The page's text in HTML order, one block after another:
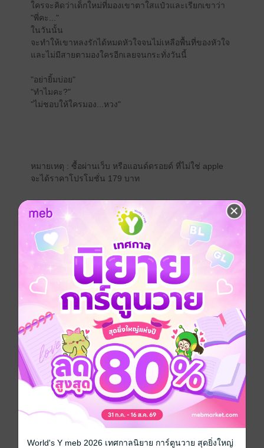
ใครจะคิดว่าเด็กใหม่ที่มองเขาตาใสแป๋วและเรียกเขาว่า
"พี่คะ..."
ในวันนั้น
จะทำให้เขาหลงรักได้หมดหัวใจจนไม่เหลือพื้นที่ของหัวใจ
และไม่มีสายตามองใครอีกเลยจนกระทั่งวันนี้
"อย่ายิ้มบ่อย"
"ทำไมคะ?"
"ไม่ชอบให้ใครมอง...หวง"
หมายเหตุ : ซื้อผ่านเว็บ หรือแอนด์ดรอยด์ ที่ไม่ใช่ apple
จะได้ราคาโปรโมชั่น 179 บาท
ตัวอย่าง
"ก่อนให้คำตอบหนูขออะไรพี่คลื่นอย่างหนึ่งได้ไหมคะ?"
"จะขอกี่อย่างก็ได้"
"ถ้าเป็นแฟนกันแล้วพี่คลื่นห้ามทำให้หนูเสียใจเด็ดขาด"
"ถึงเราไม่ขอพี่ก็ไม่คิดที่จะทำแบบนั้นอยู่แล้ว"
"ถ้าต่อไปพี่คลื่นรู้สึกชอบหนูน้อยลง หรือว่ามีผู้หญิงคนอื่นที่
พี่คลื่นรู้สึกชอบมากกว่าที่เคยชอบหนูขอให้พี่คลื่นบอกหนู
ตรงๆ ถึงหนูจะเสียใจหรือว่าตอนนั้นหนูจะร้องไห้ฟูมฟาย
หนักแค่ไหนก็ให้พี่คลื่นบอกหนู หนูเข้าใจว่าความรู้สึกของ
คนเรามันเปลี่ยนกันได้ วันนี้ชอบพรุ่งนี้ก็อาจจะไม่ชอบ"
เธอจะเสียใจมากกว่าที่รู้ว่าแฟนของเราหมดรักเราแล้วก็
คือการที่รู้ว่าแฟนของเราคบกับเราโดยที่คบคนอื่นด้วย
"มันจะไม่มีวันนั้น เธอจะไม่มีทางร้องไห้เสียใจเพราะพี่
แน่นอน"
*****************************************
World's Y meb 2026 เทศกาลนิยาย การ์ตูนวาย สุดยิ่งใหญ่